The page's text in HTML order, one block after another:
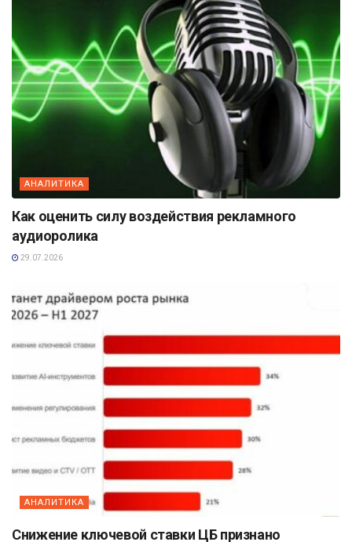
АНАЛИТИКА
Как оценить силу воздействия рекламного
аудиоролика
29.07.2026
АНАЛИТИКА
Снижение ключевой ставки ЦБ признано